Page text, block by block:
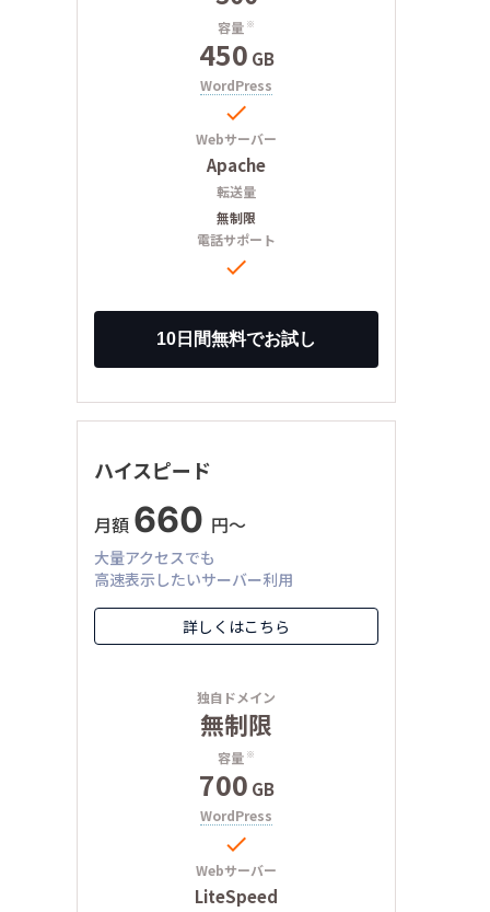
容量 ※
450 GB
WordPress

Webサーバー
Apache
転送量
無制限
電話サポート

ハイスピード
月額 660 円〜
大量アクセスでも
高速表示したいサーバー利用
詳しくはこちら
独自ドメイン
無制限
容量 ※
700 GB
WordPress

Webサーバー
LiteSpeed